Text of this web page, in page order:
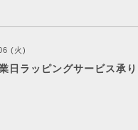
(火)
日ラッピングサービス承